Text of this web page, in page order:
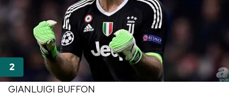
GIANLUIGI BUFFON